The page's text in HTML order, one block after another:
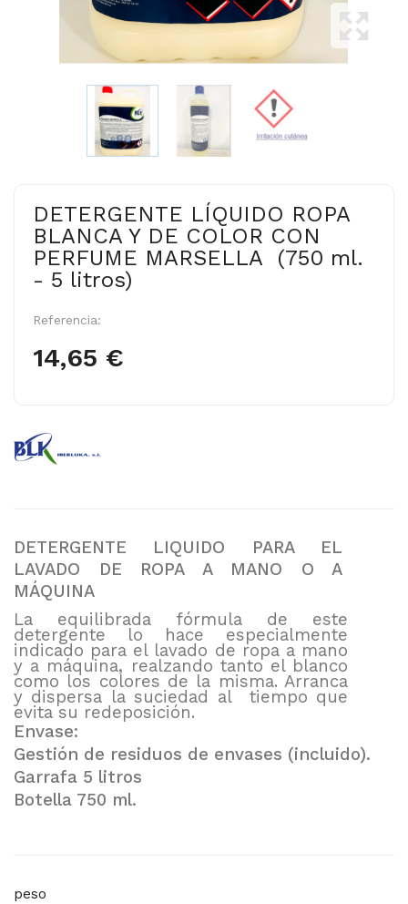
DETERGENTE LÍQUIDO ROPA
BLANCA Y DE COLOR CON
PERFUME MARSELLA (750 ml.
- 5 litros)
Referencia:
14,65 €
DETERGENTE LIQUIDO PARA EL
LAVADO DE ROPA A MANO O A
MÁQUINA
La equilibrada fórmula de este
detergente lo hace especialmente
indicado para el lavado de ropa a mano
y a máquina, realzando tanto el blanco
como los colores de la misma. Arranca
y dispersa la suciedad al tiempo que
evita su redeposición.
Envase:
Gestión de residuos de envases (incluido).
Garrafa 5 litros
Botella 750 ml.
peso